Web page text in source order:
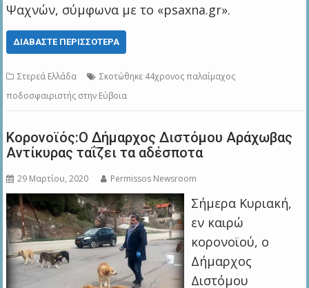
Ψαχνών, σύμφωνα με το «psaxna.gr».
ΔΙΑΒΆΣΤΕ ΠΕΡΙΣΣΌΤΕΡΑ
Στερεά Ελλάδα
Σκοτώθηκε 44χρονος παλαίμαχος
ποδοσφαιριστής στην Εύβοια
Κορονοϊός:Ο Δήμαρχος Διστόμου Αράχωβας
Αντίκυρας ταΐζει τα αδέσποτα
29 Μαρτίου, 2020 Permissos Newsroom
Σήμερα Κυριακή,
εν καιρώ
κορονοϊού, ο
Δήμαρχος
Διστόμου